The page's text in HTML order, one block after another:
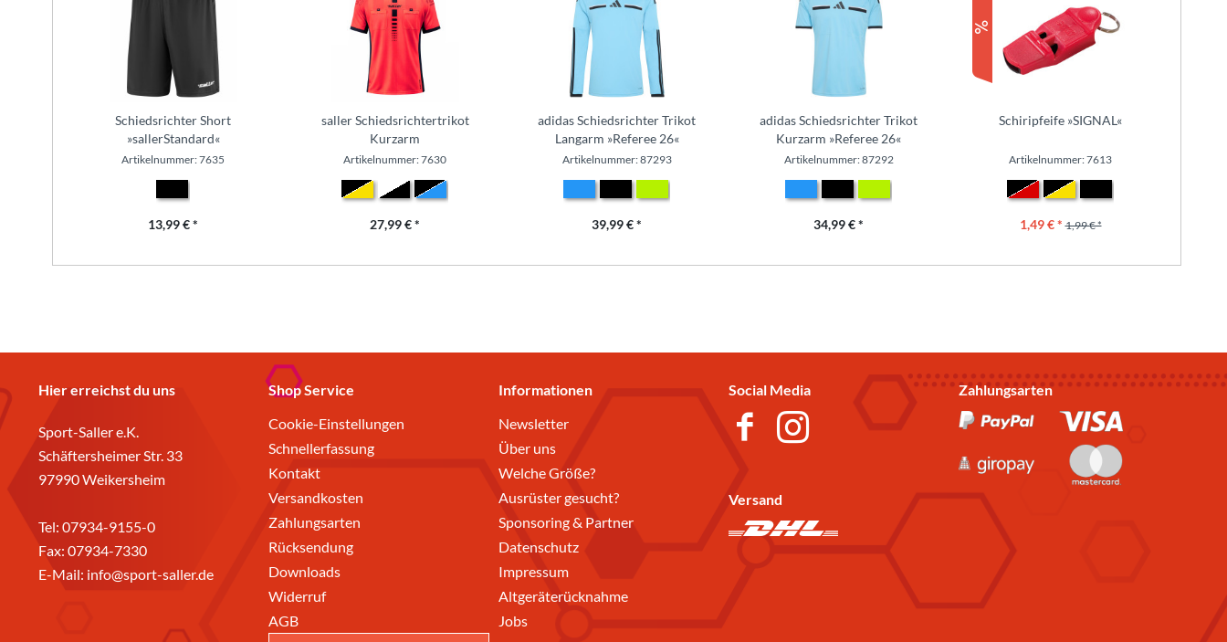
Schiedsrichter Short
»sallerStandard«
Artikelnummer: 7635
13,99 € *
saller Schiedsrichtertrikot
Kurzarm
Artikelnummer: 7630
27,99 € *
adidas Schiedsrichter Trikot
Langarm »Referee 26«
Artikelnummer: 87293
39,99 € *
adidas Schiedsrichter Trikot
Kurzarm »Referee 26«
Artikelnummer: 87292
34,99 € *
Schiripfeife »SIGNAL«
Artikelnummer: 7613
1,49 € * 1,99 € *
Hier erreichst du uns
Sport-Saller e.K.
Schäftersheimer Str. 33
97990 Weikersheim
Tel: 07934-9155-0
Fax: 07934-7330
E-Mail: info@sport-saller.de
Shop Service
Cookie-Einstellungen
Schnellerfassung
Kontakt
Versandkosten
Zahlungsarten
Rücksendung
Downloads
Widerruf
AGB
Informationen
Newsletter
Über uns
Welche Größe?
Ausrüster gesucht?
Sponsoring & Partner
Datenschutz
Impressum
Altgeräterücknahme
Jobs
Social Media
Versand
Zahlungsarten